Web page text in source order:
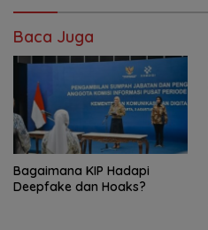
Baca Juga
Bagaimana KIP Hadapi
Deepfake dan Hoaks?